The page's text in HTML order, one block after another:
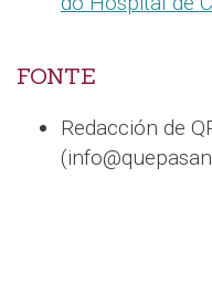
FONTE
Redacción de